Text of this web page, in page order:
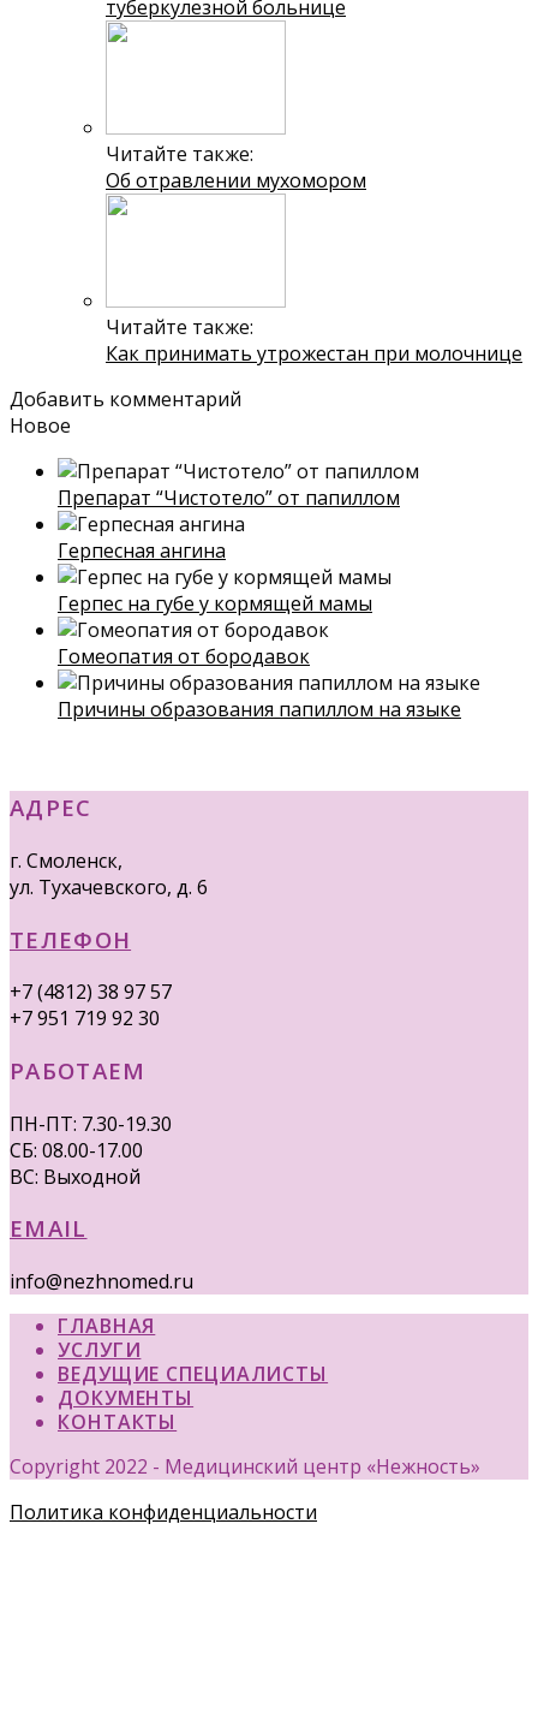
туберкулезной больнице
Читайте также:
Об отравлении мухомором
Читайте также:
Как принимать утрожестан при молочнице
Добавить комментарий
Новое
Препарат “Чистотело” от папиллом
Герпесная ангина
Герпес на губе у кормящей мамы
Гомеопатия от бородавок
Причины образования папиллом на языке
АДРЕС
г. Смоленск,
ул. Тухачевского, д. 6
ТЕЛЕФОН
+7 (4812) 38 97 57
+7 951 719 92 30
РАБОТАЕМ
ПН-ПТ: 7.30-19.30
СБ: 08.00-17.00
ВС: Выходной
EMAIL
info@nezhnomed.ru
ГЛАВНАЯ
УСЛУГИ
ВЕДУЩИЕ СПЕЦИАЛИСТЫ
ДОКУМЕНТЫ
КОНТАКТЫ
Copyright 2022 - Медицинский центр «Нежность»
Политика конфиденциальности